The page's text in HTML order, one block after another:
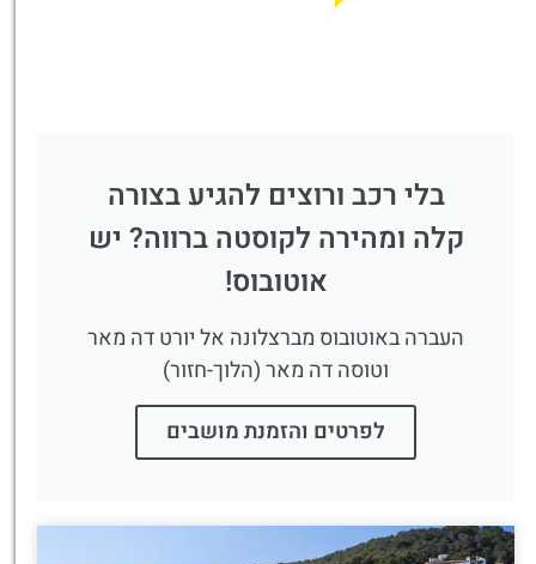
בלי רכב ורוצים להגיע בצורה
קלה ומהירה לקוסטה ברווה? יש
אוטובוס!
העברה באוטובוס מברצלונה אל יורט דה מאר
וטוסה דה מאר (הלוך-חזור)
לפרטים והזמנת מושבים